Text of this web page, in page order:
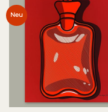
Neu